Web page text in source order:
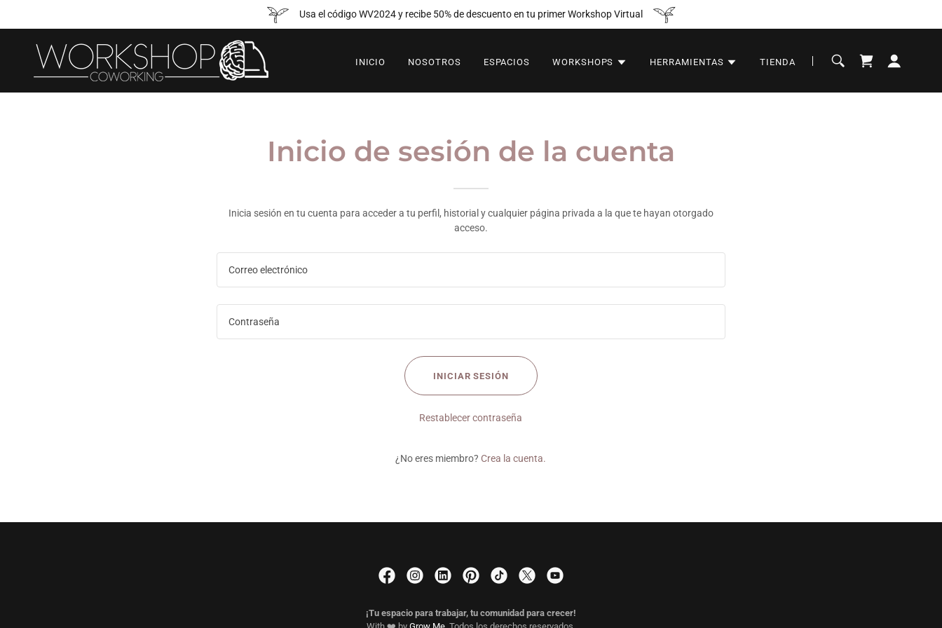
Usa el código WV2024 y recibe 50% de descuento en tu primer Workshop Virtual
INICIO NOSOTROS ESPACIOS WORKSHOPS HERRAMIENTAS TIENDA
Inicio de sesión de la cuenta
Inicia sesión en tu cuenta para acceder a tu perfil, historial y cualquier página privada a la que te hayan otorgado
acceso.
INICIAR SESIÓN
Restablecer contraseña
¿No eres miembro? Crea la cuenta.
¡Tu espacio para trabajar, tu comunidad para crecer!